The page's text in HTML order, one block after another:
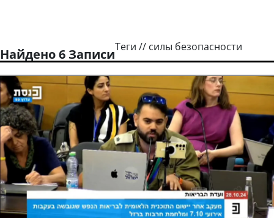
Теги // силы безопасности
Найдено 6 Записи